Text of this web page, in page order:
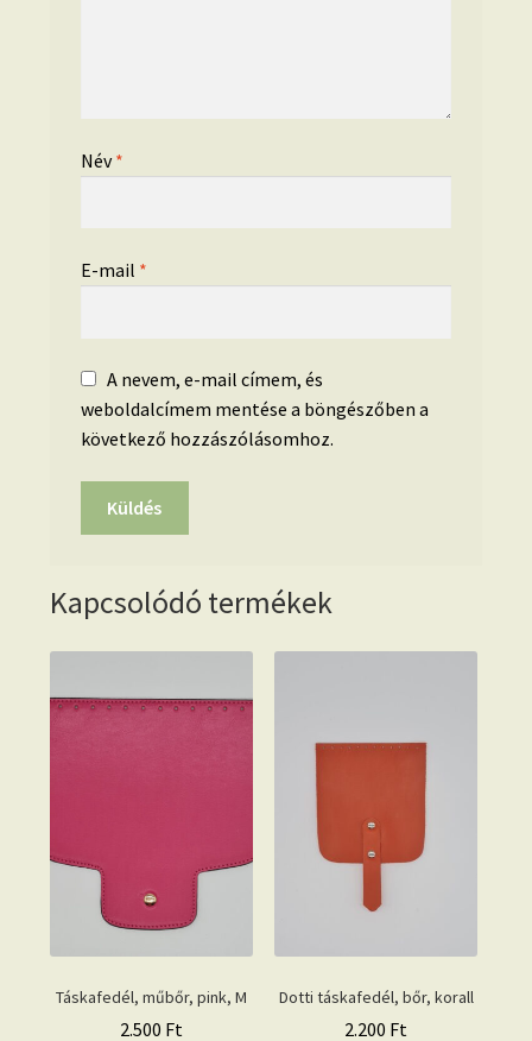
Név*
E-mail *
A nevem, e-mail címem, és
weboldalcímem mentése a böngészőben a
következő hozzászólásomhoz.
Kapcsolódó termékek
Táskafedél, műbőr, pink, M
2.500 Ft
Dotti táskafedél, bőr, korall
2.200 Ft